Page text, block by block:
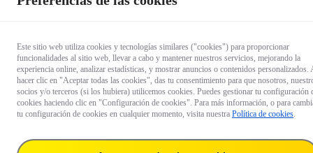
Este sitio web utiliza cookies y tecnologías similares ("cookies") para proporcionar
funcionalidades al sitio web, llevar a cabo y mantener nuestros servicios, mejorando la
experiencia online, analizar estadísticas, y mostrar anuncios o contenidos personalizados.
hacer clic en "Aceptar todas las cookies", das tu consentimiento para que nosotros,
socios y/o terceros (si los hubiera) utilicemos cookies. Puedes gestionar tu configuración
cookies haciendo clic en "Configuración de cookies". Para más información, o para
tu configuración de cookies en cualquier momento, visita nuestra Política de cookies.